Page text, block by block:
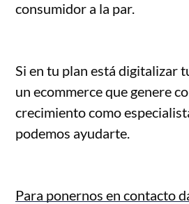
consumidor a la par.
Si en tu plan está digitalizar
un ecommerce que genere
crecimiento como
podemos ayudarte.
Para ponernos en contacto